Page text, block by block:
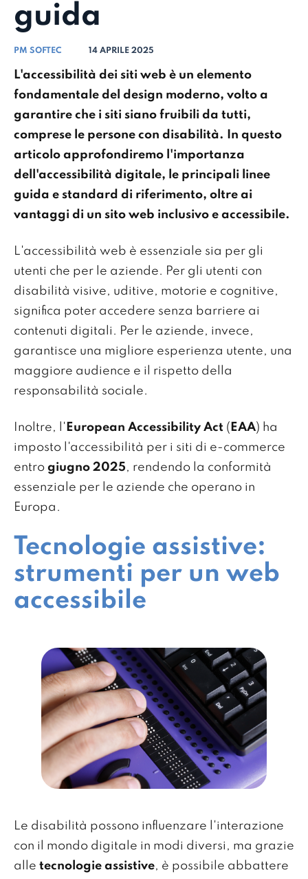
guida
PM SOFTEC 14 APRILE 2025
L'accessibilità dei siti web è un elemento
fondamentale del design moderno, volto a
garantire che i siti siano fruibili da tutti,
comprese le persone con disabilità. In questo
articolo approfondiremo l'importanza
dell'accessibilità digitale, le principali linee
guida e standard di riferimento, oltre ai
vantaggi di un sito web inclusivo e accessibile.
L'accessibilità web è essenziale sia per gli
utenti che per le aziende. Per gli utenti con
disabilità visive, uditive, motorie e cognitive,
significa poter accedere senza barriere ai
contenuti digitali. Per le aziende, invece,
garantisce una migliore esperienza utente, una
maggiore audience e il rispetto della
responsabilità sociale.
Inoltre, l' European Accessibility Act ( EAA) ha
imposto l'accessibilità per i siti di e-commerce
entro giugno 2025, rendendo la conformità
essenziale per le aziende che operano in
Europa.
Tecnologie assistive:
strumenti per un web
accessibile
Le disabilità possono influenzare l'interazione
con il mondo digitale in modi diversi, ma grazie
alle tecnologie assistive, è possibile abbattere